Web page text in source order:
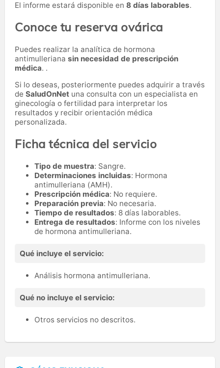
El informe estará disponible en 8 días laborables.
Conoce tu reserva ovárica
Puedes realizar la analítica de hormona
antimulleriana sin necesidad de prescripción
médica. .
Si lo deseas, posteriormente puedes adquirir a través
de SaludOnNet una consulta con un especialista en
ginecología o fertilidad para interpretar los
resultados y recibir orientación médica
personalizada.
Ficha técnica del servicio
Tipo de muestra: Sangre.
Determinaciones incluidas: Hormona
antimulleriana (AMH).
Prescripción médica: No requiere.
Preparación previa: No necesaria.
Tiempo de resultados: 8 días laborables.
Entrega de resultados: Informe con los niveles
de hormona antimulleriana.
Qué incluye el servicio:
Análisis hormona antimulleriana.
Qué no incluye el servicio:
Otros servicios no descritos.